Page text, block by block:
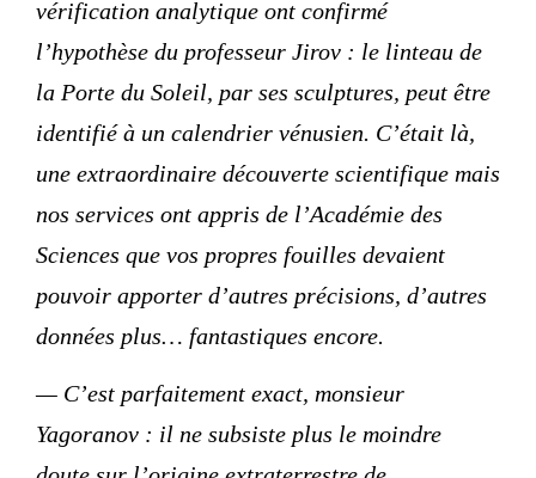
vérification analytique ont confirmé
l’hypothèse du professeur Jirov : le linteau de
la Porte du Soleil, par ses sculptures, peut être
identifié à un calendrier vénusien. C’était là,
une extraordinaire découverte scientifique mais
nos services ont appris de l’Académie des
Sciences que vos propres fouilles devaient
pouvoir apporter d’autres précisions, d’autres
données plus… fantastiques encore.
— C’est parfaitement exact, monsieur
Yagoranov : il ne subsiste plus le moindre